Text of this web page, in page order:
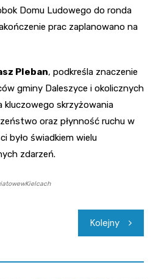
Domu Ludowego do ronda
prac zaplanowano na
Pleban, podkreśla znaczenie
gminy Daleszyce i okolicznych
kluczowego skrzyżowania
oraz płynność ruchu w
było świadkiem wielu
zdarzeń.
Kolejny